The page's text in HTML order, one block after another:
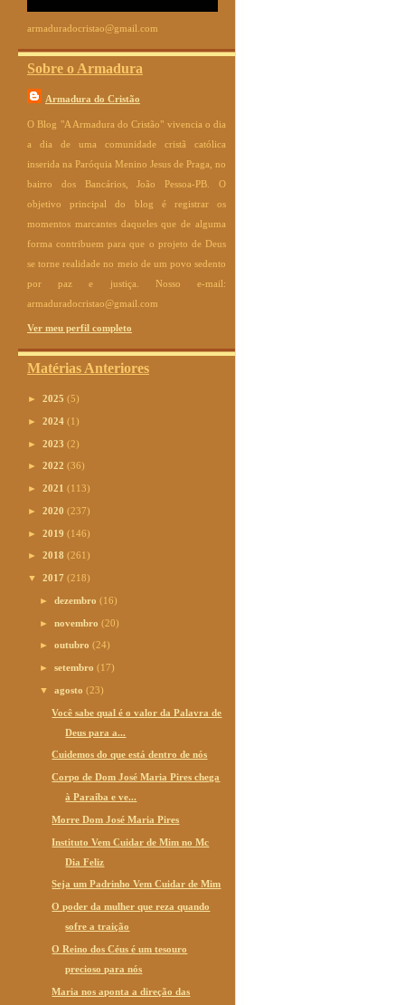
armaduradocristao@gmail.com
Sobre o Armadura
Armadura do Cristão
O Blog "A Armadura do Cristão" vivencia o dia
a dia de uma comunidade cristã católica
inserida na Paróquia Menino Jesus de Praga, no
bairro dos Bancários, João Pessoa-PB. O
objetivo principal do blog é registrar os
momentos marcantes daqueles que de alguma
forma contribuem para que o projeto de Deus
se torne realidade no meio de um povo sedento
por paz e justiça. Nosso e-mail:
armaduradocristao@gmail.com
Ver meu perfil completo
Matérias Anteriores
► 2025 (5)
► 2024 (1)
► 2023 (2)
► 2022 (36)
► 2021 (113)
► 2020 (237)
► 2019 (146)
► 2018 (261)
▼ 2017 (218)
►dezembro(16)
►novembro(20)
►outubro(24)
►setembro(17)
▼agosto(23)
Você sabe qual é o valor da Palavra de
Deus para a...
Cuidemos do que está dentro de nós
Corpo de Dom José Maria Pires chega
à Paraíba e ve...
Morre Dom José Maria Pires
Instituto Vem Cuidar de Mim no Mc
Dia Feliz
Seja um Padrinho Vem Cuidar de Mim
O poder da mulher que reza quando
sofre a traição
O Reino dos Céus é um tesouro
precioso para nós
Maria nos aponta a direção das